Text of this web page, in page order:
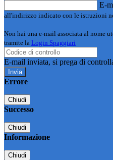
E-
all'indirizzo indicato con le istruzioni
Non hai una e-mail associata al nome
tramite la Login Spaggiari
E-mail inviata, si prega di
Errore
Chiudi
Successo
Chiudi
Informazione
Chiudi